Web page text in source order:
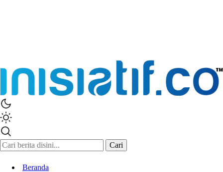
Inisiatif.co
Stay Connected Stay Informed
Cari
Beranda